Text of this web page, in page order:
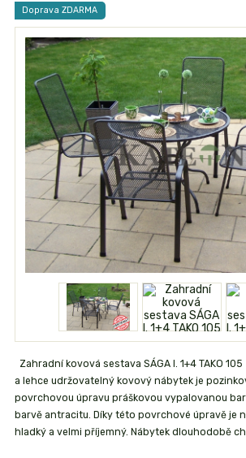
Doprava ZDARMA
Zahradní kovová sestava SÁGA I. 1+4 TAKO
a lehce udržovatelný kovový nábytek je
povrchovou úpravu práškovou vypalovanou
barvě antracitu. Díky této povrchové úpravě je
hladký a velmi příjemný. Nábytek dlouhodobě